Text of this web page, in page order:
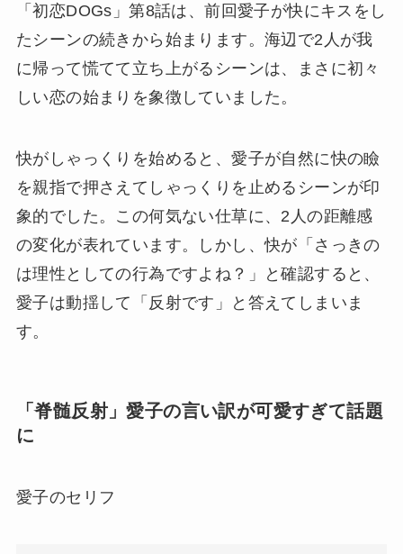
「初恋DOGs」第8話は、前回愛子が快にキスをし
たシーンの続きから始まります。海辺で2人が我
に帰って慌てて立ち上がるシーンは、まさに初々
しい恋の始まりを象徴していました。
快がしゃっくりを始めると、愛子が自然に快の瞼
を親指で押さえてしゃっくりを止めるシーンが印
象的でした。この何気ない仕草に、2人の距離感
の変化が表れています。しかし、快が「さっきの
は理性としての行為ですよね？」と確認すると、
愛子は動揺して「反射です」と答えてしまいま
す。
「脊髄反射」愛子の言い訳が可愛すぎて話題
に
愛子のセリフ